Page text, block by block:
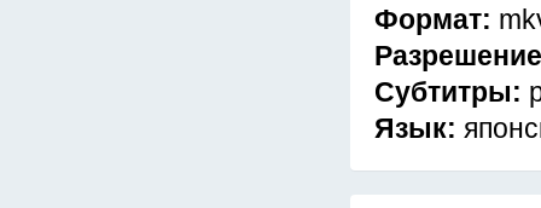
Формат:
Субтитры:
Язык: